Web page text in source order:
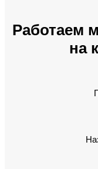
Работаем
на